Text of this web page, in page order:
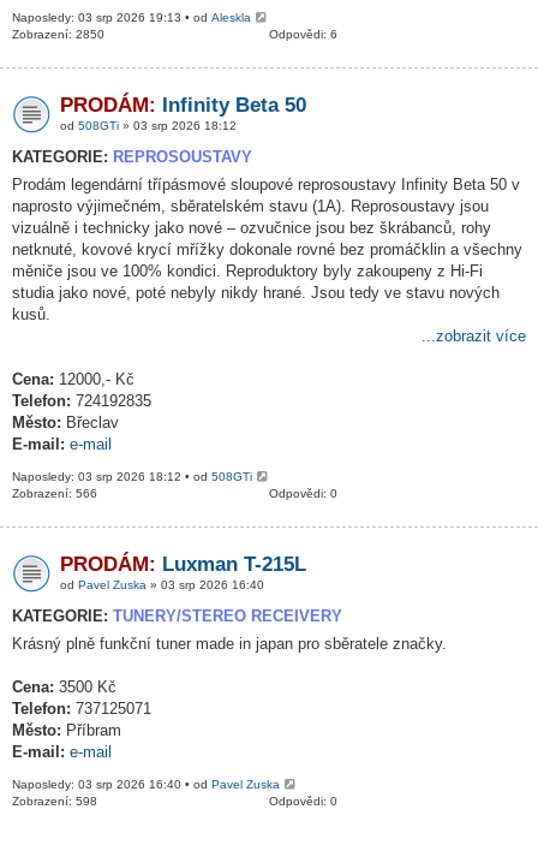
Naposledy: 03 srp 2026 19:13 • od Aleskla
Odpovědi: 6
Zobrazení: 2850
PRODÁM: Infinity Beta 50
od 508GTi » 03 srp 2026 18:12
KATEGORIE: REPROSOUSTAVY
Prodám legendární třípásmové sloupové reprosoustavy Infinity Beta 50 v
naprosto výjimečném, sběratelském stavu (1A). Reprosoustavy jsou
vizuálně i technicky jako nové – ozvučnice jsou bez škrábanců, rohy
netknuté, kovové krycí mřížky dokonale rovné bez promáčklin a všechny
měniče jsou ve 100% kondici. Reproduktory byly zakoupeny z Hi-Fi
studia jako nové, poté nebyly nikdy hrané. Jsou tedy ve stavu nových
kusů.
...zobrazit více
Cena: 12000,- Kč
Telefon: 724192835
Město: Břeclav
E-mail: e-mail
Naposledy: 03 srp 2026 18:12 • od 508GTi
Odpovědi: 0
Zobrazení: 566
PRODÁM: Luxman T-215L
od Pavel Zuska » 03 srp 2026 16:40
KATEGORIE: TUNERY/STEREO RECEIVERY
Krásný plně funkční tuner made in japan pro sběratele značky.
Cena: 3500 Kč
Telefon: 737125071
Město: Příbram
E-mail: e-mail
Naposledy: 03 srp 2026 16:40 • od Pavel Zuska
Odpovědi: 0
Zobrazení: 598